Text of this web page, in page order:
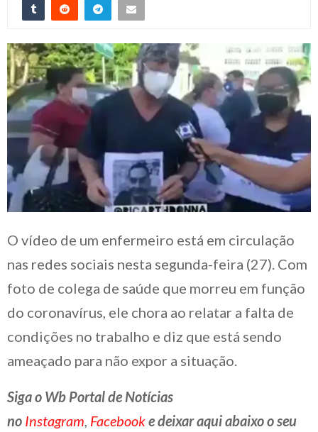
O vídeo de um enfermeiro está em circulação
nas redes sociais nesta segunda-feira (27). Com
foto de colega de saúde que morreu em função
do coronavírus, ele chora ao relatar a falta de
condições no trabalho e diz que está sendo
ameaçado para não expor a situação.
Siga o Wb Portal de Notícias
no Instagram, Facebooke deixar aqui abaixo o seu